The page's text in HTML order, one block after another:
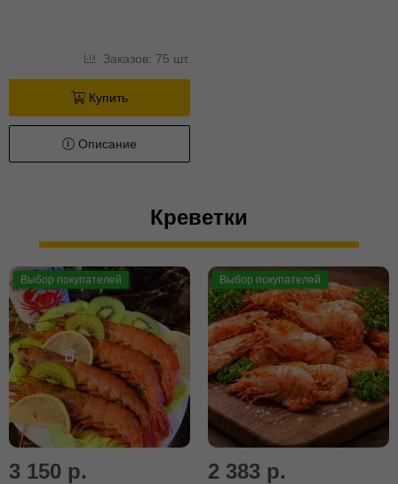
Заказов: 75 шт.
Купить
Описание
Креветки
Выбор покупателей
3 150 р.
Выбор покупателей
2 383 р.